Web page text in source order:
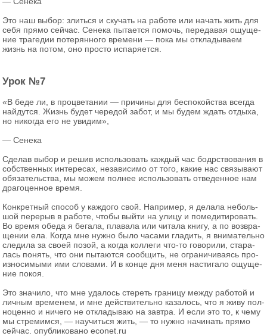
Это наш выбор: злить­ся и ску­чать на ра­бо­те или на­чать жить для
себя прямо сей­час. Се­не­ка пы­та­ет­ся по­мочь, пе­ре­да­вая ощу­ще­
ние тра­ге­дии по­те­рян­но­го вре­ме­ни — пока мы от­кла­ды­ва­ем
жизнь на потом, оно про­сто ис­па­ря­ет­ся.
Урок №7
«В беде ли, в про­цве­та­нии — при­чи­ны для бес­по­кой­ства все­гда
най­дут­ся. Жизнь будет че­ре­дой забот, и мы будем ждать от­ды­ха,
но ни­ко­гда его не уви­дим»,
— Се­не­ка
Сде­лав выбор и решив ис­поль­зо­вать каж­дый час бодр­ство­ва­ния в
соб­ствен­ных ин­те­ре­сах, неза­ви­си­мо от того, какие нас свя­зы­ва­ют
обя­за­тель­ства, мы можем пол­нее ис­поль­зо­вать от­ве­ден­ное нам
дра­го­цен­ное время.
Кон­крет­ный спо­соб у каж­до­го свой. На­при­мер, я де­ла­ла неболь­
шой пе­ре­рыв в ра­бо­те, чтобы выйти на улицу и по­ме­ди­ти­ро­вать.
Во время обеда я бе­га­ла, пла­ва­ла или чи­та­ла книгу, а по воз­вра­
ще­нии ела. Когда мне нужно было ча­са­ми гла­дить, я вни­ма­тель­но
сле­ди­ла за своей позой, а когда кол­ле­ги что-то го­во­ри­ли, ста­ра­
лась по­нять, что они пы­та­ют­ся со­об­щить, не огра­ни­чи­ва­ясь про­
из­но­си­мы­ми ими сло­ва­ми. И в конце дня меня на­сти­га­ло ощу­ще­
ние покоя.
Это зна­чи­ло, что мне уда­лось сте­реть гра­ни­цу между ра­бо­той и
лич­ным вре­ме­нем, и мне дей­стви­тель­но ка­за­лось, что я живу пол­
но­цен­но и ни­че­го не от­кла­ды­ваю на зав­тра. И если это то, к чему
мы стре­мим­ся, — на­учить­ся жить, — то нужно на­чи­нать прямо
сей­час. опубликовано econet.ru